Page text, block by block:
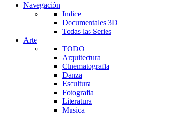
Navegación
Indice
Documentales 3D
Todas las Series
Arte
TODO
Arquitectura
Cinematografia
Danza
Escultura
Fotografia
Literatura
Musica